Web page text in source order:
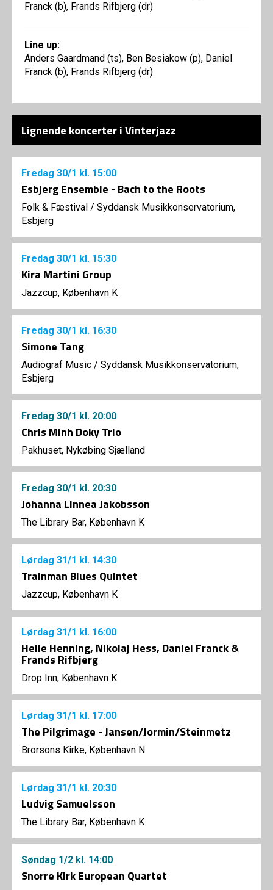
Franck (b), Frands Rifbjerg (dr)
Line up:
Anders Gaardmand (ts), Ben Besiakow (p), Daniel
Franck (b), Frands Rifbjerg (dr)
Lignende koncerter i Vinterjazz
Fredag 30/1 kl. 15:00
Esbjerg Ensemble - Bach to the Roots
Folk & Fæstival / Syddansk Musikkonservatorium,
Esbjerg
Fredag 30/1 kl. 15:30
Kira Martini Group
Jazzcup, København K
Fredag 30/1 kl. 16:30
Simone Tang
Audiograf Music / Syddansk Musikkonservatorium,
Esbjerg
Fredag 30/1 kl. 20:00
Chris Minh Doky Trio
Pakhuset, Nykøbing Sjælland
Fredag 30/1 kl. 20:30
Johanna Linnea Jakobsson
The Library Bar, København K
Lørdag 31/1 kl. 14:30
Trainman Blues Quintet
Jazzcup, København K
Lørdag 31/1 kl. 16:00
Helle Henning, Nikolaj Hess, Daniel Franck &
Frands Rifbjerg
Drop Inn, København K
Lørdag 31/1 kl. 17:00
The Pilgrimage - Jansen/Jormin/Steinmetz
Brorsons Kirke, København N
Lørdag 31/1 kl. 20:30
Ludvig Samuelsson
The Library Bar, København K
Søndag 1/2 kl. 14:00
Snorre Kirk European Quartet